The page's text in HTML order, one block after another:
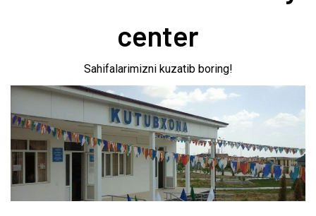
center
Sahifalarimizni kuzatib boring!